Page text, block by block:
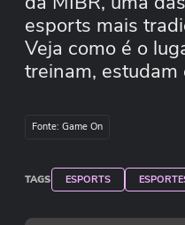
esports mais
Veja como é o
treinam, estudam
Fonte: Game On
TAGS ESPORTS